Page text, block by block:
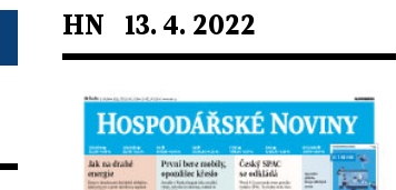
HN 13. 4. 2022